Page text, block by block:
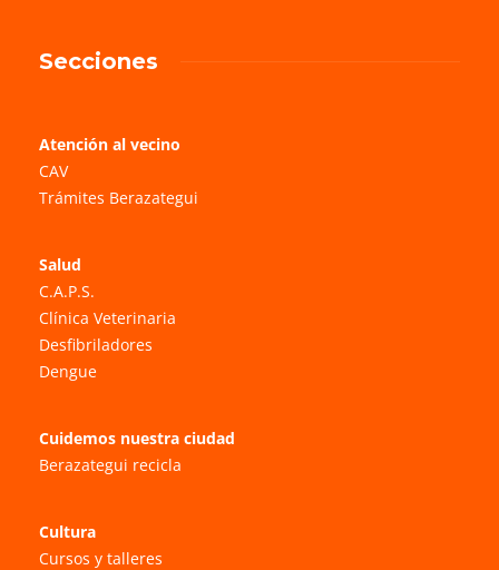
Secciones
Atención al vecino
CAV
Trámites Berazategui
Salud
C.A.P.S.
Clínica Veterinaria
Desfibriladores
Dengue
Cuidemos nuestra ciudad
Berazategui recicla
Cultura
Cursos y talleres